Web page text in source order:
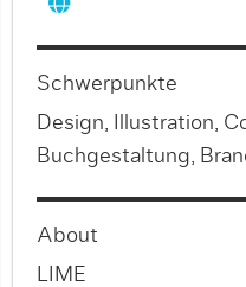
Schwerpunkte
Design, Illustration,
Buchgestaltung,
About
LIME